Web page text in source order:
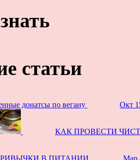
статьи
донатсы по вегану Окт
КАК ПРОВЕСТИ
В ПИТАНИИ Мар